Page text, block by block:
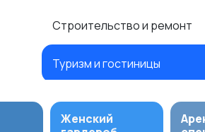
Строительство и ремонт
Туризм и гостиницы
Женский